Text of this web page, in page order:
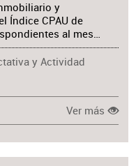
y
Índice CPAU de
al mes…
y Actividad
Ver más